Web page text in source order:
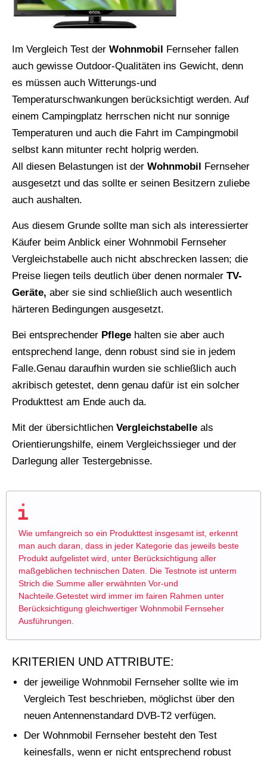
Im Vergleich Test der Wohnmobil Fernseher fallen
auch gewisse Outdoor-Qualitäten ins Gewicht, denn
es müssen auch Witterungs-und
Temperaturschwankungen berücksichtigt werden. Auf
einem Campingplatz herrschen nicht nur sonnige
Temperaturen und auch die Fahrt im Campingmobil
selbst kann mitunter recht holprig werden.
All diesen Belastungen ist der Wohnmobil Fernseher
ausgesetzt und das sollte er seinen Besitzern zuliebe
auch aushalten.
Aus diesem Grunde sollte man sich als interessierter
Käufer beim Anblick einer Wohnmobil Fernseher
Vergleichstabelle auch nicht abschrecken lassen; die
Preise liegen teils deutlich über denen normaler TV-
Geräte, aber sie sind schließlich auch wesentlich
härteren Bedingungen ausgesetzt.
Bei entsprechender Pflege halten sie aber auch
entsprechend lange, denn robust sind sie in jedem
Falle.Genau daraufhin wurden sie schließlich auch
akribisch getestet, denn genau dafür ist ein solcher
Produkttest am Ende auch da.
Mit der übersichtlichen Vergleichstabelle als
Orientierungshilfe, einem Vergleichssieger und der
Darlegung aller Testergebnisse.
Wie umfangreich so ein Produkttest insgesamt ist, erkennt
man auch daran, dass in jeder Kategorie das jeweils beste
Produkt aufgelistet wird, unter Berücksichtigung aller
maßgeblichen technischen Daten. Die Testnote ist unterm
Strich die Summe aller erwähnten Vor-und
Nachteile.Getestet wird immer im fairen Rahmen unter
Berücksichtigung gleichwertiger Wohnmobil Fernseher
Ausführungen.
KRITERIEN UND ATTRIBUTE:
der jeweilige Wohnmobil Fernseher sollte wie im
Vergleich Test beschrieben, möglichst über den
neuen Antennenstandard DVB-T2 verfügen.
Der Wohnmobil Fernseher besteht den Test
keinesfalls, wenn er nicht entsprechend robust